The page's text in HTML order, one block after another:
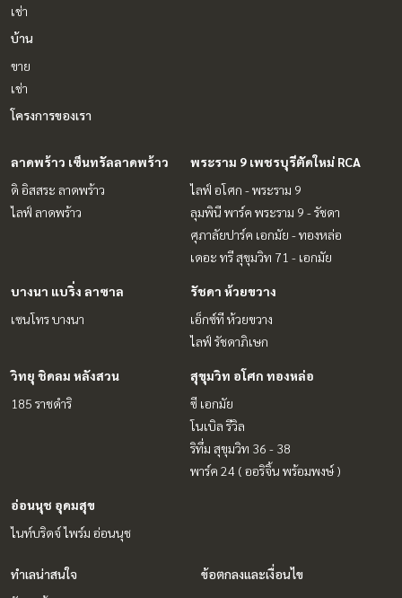
เช่า
บ้าน
ขาย
เช่า
โครงการของเรา
ลาดพร้าว เซ็นทรัลลาดพร้าว
ดิ อิสสระ ลาดพร้าว
ไลฟ์ ลาดพร้าว
พระราม 9 เพชรบุรีตัดใหม่ RCA
ไลฟ์ อโศก - พระราม 9
ลุมพินี พาร์ค พระราม 9 - รัชดา
ศุภาลัยปาร์ค เอกมัย - ทองหล่อ
เดอะ ทรี สุขุมวิท 71 - เอกมัย
บางนา แบริ่ง ลาซาล
เซนโทร บางนา
รัชดา ห้วยขวาง
เอ็กซ์ที ห้วยขวาง
ไลฟ์ รัชดาภิเษก
วิทยุ ชิดลม หลังสวน
185 ราชดำริ
สุขุมวิท อโศก ทองหล่อ
ซี เอกมัย
โนเบิล รีวิล
ริทึ่ม สุขุมวิท 36 - 38
พาร์ค 24 ( ออริจิ้น พร้อมพงษ์ )
อ่อนนุช อุดมสุข
ไนท์บริดจ์ ไพร์ม อ่อนนุช
ทำเลน่าสนใจ
ข้อตกลงและเงื่อนไข